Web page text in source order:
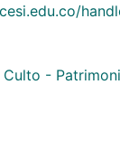
Culto -